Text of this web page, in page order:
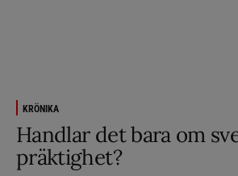
KRÖNIKA
Handlar det bara om
präktighet?